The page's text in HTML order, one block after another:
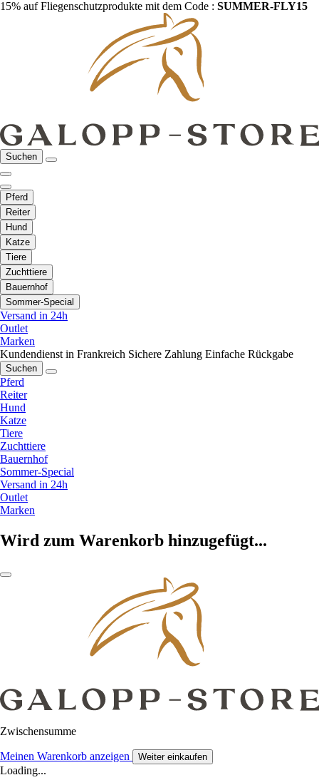
15% auf Fliegenschutzprodukte mit dem Code : SUMMER-FLY15
Suchen
Pferd
Reiter
Hund
Katze
Tiere
Zuchttiere
Bauernhof
Sommer-Special
Versand in 24h
Outlet
Marken
Kundendienst in Frankreich Sichere Zahlung Einfache Rückgabe
Suchen
Pferd
Reiter
Hund
Katze
Tiere
Zuchttiere
Bauernhof
Sommer-Special
Versand in 24h
Outlet
Marken
Wird zum Warenkorb hinzugefügt...
Zwischensumme
Meinen Warenkorb anzeigen Weiter einkaufen
Loading...